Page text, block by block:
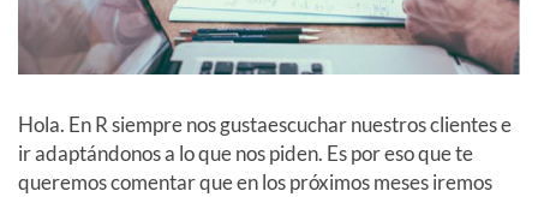
Hola. En R siempre nos gustaescuchar nuestros clientes e
ir adaptándonos a lo que nos piden. Es por eso que te
queremos comentar que en los próximos meses iremos